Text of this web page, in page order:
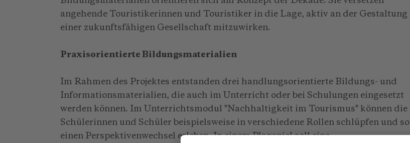
angehende Touristikerinnen und Touristiker in die Lage, aktiv an der Gestaltung
einer zukunftsfähigen Gesellschaft mitzuwirken.
Praxisorientierte Bildungsmaterialien
Im Rahmen des Projektes entstanden drei handlungsorientierte Bildungs- und
Informationsmaterialien, die auch im Unterricht oder bei Schulungen eingesetzt
werden können. Im Unterrichtsmodul "Nachhaltigkeit im Tourismus" können die
Schülerinnen und Schüler beispielsweise in verschiedene Rollen schlüpfen und so
einen Perspektivenwechsel erleben. In einem Planspiel soll eine